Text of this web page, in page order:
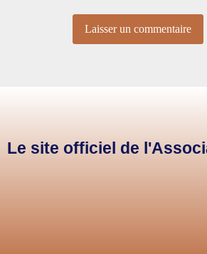
Le site officiel de